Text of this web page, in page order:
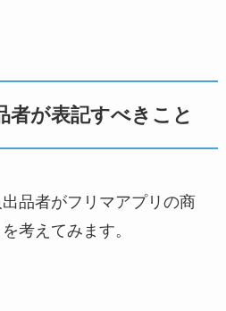
者が表記すべきこと
品者がフリマアプリの商
考えてみます。